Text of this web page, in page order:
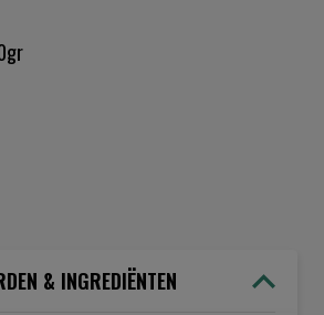
& INGREDIËNTEN